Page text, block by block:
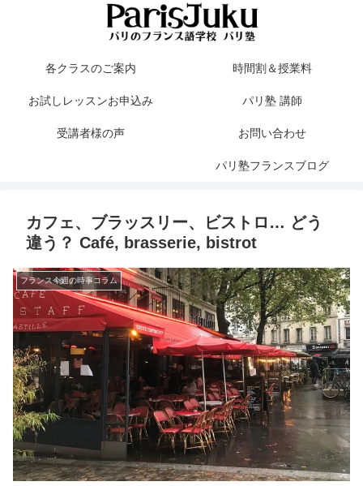
各クラスのご案内 時間割＆授業料
お試しレッスンお申込み パリ塾 講師
受講者様の声 お問い合わせ
パリ塾フランスブログ
カフェ、ブラッスリー、ビストロ… どう
違う？ Café, brasserie, bistrot
フランス今週の時事コラム